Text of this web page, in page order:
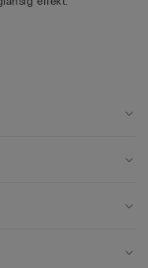
storlek S